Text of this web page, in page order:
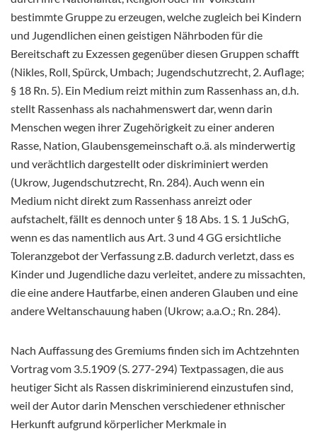
bestimmte Gruppe zu erzeugen, welche zugleich bei Kindern
und Jugendlichen einen geistigen Nährboden für die
Bereitschaft zu Exzessen gegenüber diesen Gruppen schafft
(Nikles, Roll, Spürck, Umbach; Jugendschutzrecht, 2. Auflage;
§ 18 Rn. 5). Ein Medium reizt mithin zum Rassenhass an, d.h.
stellt Rassenhass als nachahmenswert dar, wenn darin
Menschen wegen ihrer Zugehörigkeit zu einer anderen
Rasse, Nation, Glaubensgemeinschaft o.ä. als minderwertig
und verächtlich dargestellt oder diskriminiert werden
(Ukrow, Jugendschutzrecht, Rn. 284). Auch wenn ein
Medium nicht direkt zum Rassenhass anreizt oder
aufstachelt, fällt es dennoch unter § 18 Abs. 1 S. 1 JuSchG,
wenn es das namentlich aus Art. 3 und 4 GG ersichtliche
Toleranzgebot der Verfassung z.B. dadurch verletzt, dass es
Kinder und Jugendliche dazu verleitet, andere zu missachten,
die eine andere Hautfarbe, einen anderen Glauben und eine
andere Weltanschauung haben (Ukrow; a.a.O.; Rn. 284).
Nach Auffassung des Gremiums finden sich im Achtzehnten
Vortrag vom 3.5.1909 (S. 277-294) Textpassagen, die aus
heutiger Sicht als Rassen diskriminierend einzustufen sind,
weil der Autor darin Menschen verschiedener ethnischer
Herkunft aufgrund körperlicher Merkmale in